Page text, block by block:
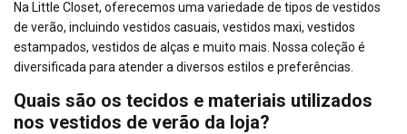
Na Little Closet, oferecemos uma variedade de tipos de vestidos
de verão, incluindo vestidos casuais, vestidos maxi, vestidos
estampados, vestidos de alças e muito mais. Nossa coleção é
diversificada para atender a diversos estilos e preferências.
Quais são os tecidos e materiais utilizados
nos vestidos de verão da loja?